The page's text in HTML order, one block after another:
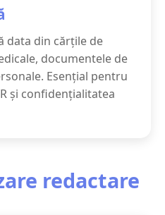
data din cărțile de
documentele de
Esențial pentru
și confidențialitatea
redactare